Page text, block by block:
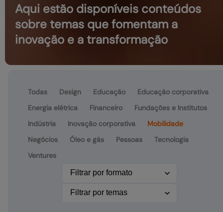
Aqui estão disponíveis conteúdos
sobre temas que fomentam a
inovação e a transformação
Todas Design Educação
Educação corporativa
Energia elétrica
Financeiro
Fundações e Institutos
Indústria
Inovação corporativa
Mobilidade
Negócios
Óleo e gás Pessoas
Tecnologia
Ventures